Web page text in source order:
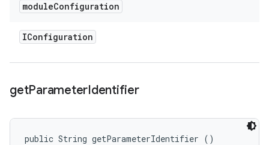
moduleConfiguration
IConfiguration
getParameterIdentifier
public String getParameterIdentifier ()